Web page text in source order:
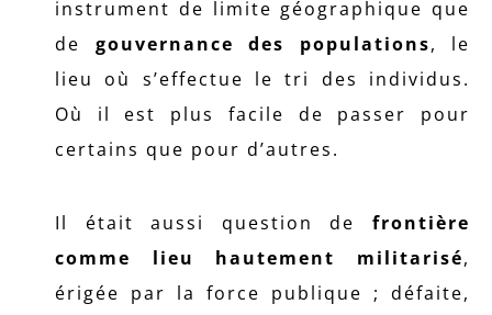
instrument de limite géographique que
de gouvernance des populations, le
lieu où s’effectue le tri des individus.
Où il est plus facile de passer pour
certains que pour d’autres.
Il était aussi question de frontière
comme lieu hautement militarisé,
érigée par la force publique ; défaite,